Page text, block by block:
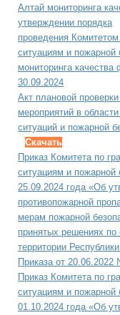
Алтай мониторинга
утверждении порядка
проведения
ситуациям и пожарной
мониторинга
30.09.2024
Акт плановой
мероприятий в
ситуаций и пожарной
Скачать
Приказ Комитета по
ситуациям и
25.09.2024 года «Об
противопожарной
мерам пожарной
принятых решениях по
территории
Приказа от 20.06.2022
Приказ Комитета по
ситуациям и пожарной
01.10.2024 года «Об